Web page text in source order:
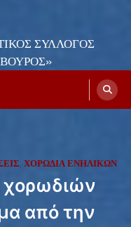
ΣΥΛΛΟΓΟΣ
, ΧΟΡΩΔΊΑ ΕΝΗΛΊΚΩΝ
από την